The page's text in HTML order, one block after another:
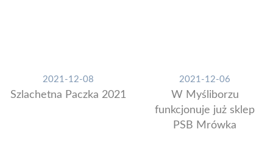
2021-12-08
Szlachetna Paczka 2021
2021-12-06
W Myśliborzu
funkcjonuje już sklep
PSB Mrówka